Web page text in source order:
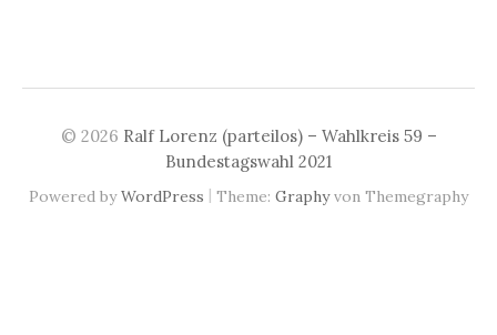
© 2026 Ralf Lorenz (parteilos) – Wahlkreis 59 –
Bundestagswahl 2021
Powered byWordPress | Theme: Graphyvon Themegraphy